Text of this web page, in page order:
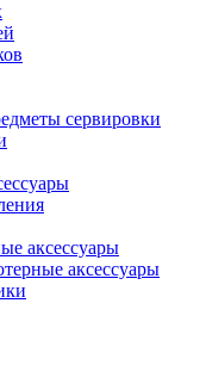
сервировки
аксессуары
аксессуары